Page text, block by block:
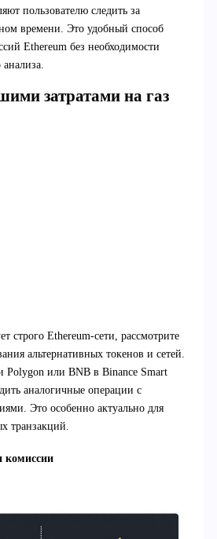
пользователю следить за
времени. Это удобный способ
Ethereum без необходимости
анализа.
затратами на газ
строго Ethereum-сети, рассмотрите
альтернативных токенов и сетей.
Polygon или BNB в Binance Smart
аналогичные операции с
Это особенно актуально для
транзакций.
комиссии